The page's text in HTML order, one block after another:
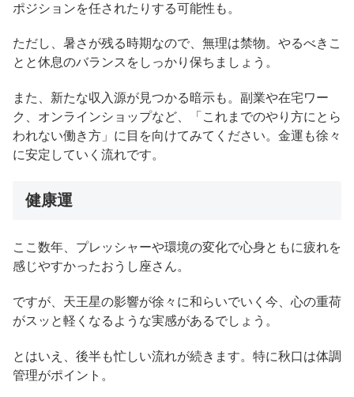
ポジションを任されたりする可能性も。
ただし、暑さが残る時期なので、無理は禁物。やるべきこ
とと休息のバランスをしっかり保ちましょう。
また、新たな収入源が見つかる暗示も。副業や在宅ワー
ク、オンラインショップなど、「これまでのやり方にとら
われない働き方」に目を向けてみてください。金運も徐々
に安定していく流れです。
健康運
ここ数年、プレッシャーや環境の変化で心身ともに疲れを
感じやすかったおうし座さん。
ですが、天王星の影響が徐々に和らいでいく今、心の重荷
がスッと軽くなるような実感があるでしょう。
とはいえ、後半も忙しい流れが続きます。特に秋口は体調
管理がポイント。